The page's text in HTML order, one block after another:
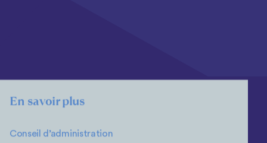
En savoir plus
Conseil d’administration